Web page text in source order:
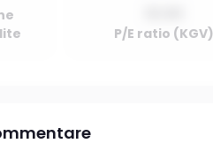
P/E ratio (KGV)